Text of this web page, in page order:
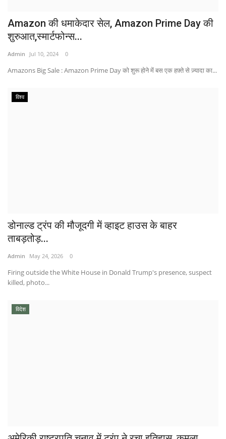
Amazon की धमाकेदार सेल, Amazon Prime Day की
शुरुआत,स्मार्टफोन्स...
Admin Jul 10, 2024 0
Amazons Big Sale : Amazon Prime Day को शुरू होने में बस एक हफ़्ते से ज़्यादा का...
विश्व
डोनाल्ड ट्रंप की मौजूदगी में व्हाइट हाउस के बाहर
ताबड़तोड़...
Admin May 24, 2026 0
Firing outside the White House in Donald Trump's presence, suspect
killed, photo...
विदेश